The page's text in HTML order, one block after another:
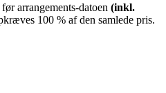
arrangements-datoen (inkl.
100 % af den samlede pris.